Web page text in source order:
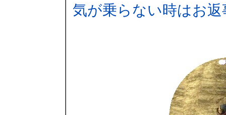
気が乗らない時はお